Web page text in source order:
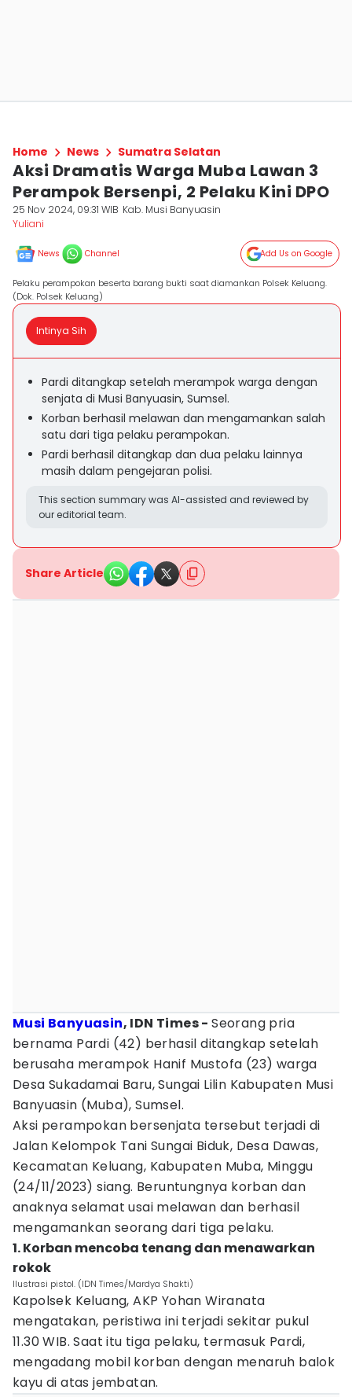
Home News Sumatra Selatan
Aksi Dramatis Warga Muba Lawan 3
Perampok Bersenpi, 2 Pelaku Kini DPO
25 Nov 2024, 09:31 WIB Kab. Musi Banyuasin
Yuliani
News Channel Add Us on Google
Pelaku perampokan beserta barang bukti saat diamankan Polsek Keluang.
(Dok. Polsek Keluang)
Intinya Sih
Pardi ditangkap setelah merampok warga dengan
senjata di Musi Banyuasin, Sumsel.
Korban berhasil melawan dan mengamankan salah
satu dari tiga pelaku perampokan.
Pardi berhasil ditangkap dan dua pelaku lainnya
masih dalam pengejaran polisi.
This section summary was AI-assisted and reviewed by
our editorial team.
Share Article
Musi Banyuasin, IDN Times -Seorang pria
bernama Pardi (42) berhasil ditangkap setelah
berusaha merampok Hanif Mustofa (23) warga
Desa Sukadamai Baru, Sungai Lilin Kabupaten Musi
Banyuasin (Muba), Sumsel.
Aksi perampokan bersenjata tersebut terjadi di
Jalan Kelompok Tani Sungai Biduk, Desa Dawas,
Kecamatan Keluang, Kabupaten Muba, Minggu
(24/11/2023) siang. Beruntungnya korban dan
anaknya selamat usai melawan dan berhasil
mengamankan seorang dari tiga pelaku.
1. Korban mencoba tenang dan menawarkan
rokok
Ilustrasi pistol. (IDN Times/Mardya Shakti)
Kapolsek Keluang, AKP Yohan Wiranata
mengatakan, peristiwa ini terjadi sekitar pukul
11.30 WIB. Saat itu tiga pelaku, termasuk Pardi,
mengadang mobil korban dengan menaruh balok
kayu di atas jembatan.